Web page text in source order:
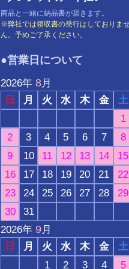
商品と一緒に納品書が届きます。
※弊社では領収書の発行はしておりま
ん。予めご了承ください。
●営業日について
2026年 8月
日
月 火 水 木 金
土
1
2
3 4 5 6 7
8
9
10 11 12 13 14
15
16
17 18 19 20 21
22
23
24 25 26 27 28
29
30
31
2026年 9月
日
月 火 水 木 金
土
1
2 3 4 5